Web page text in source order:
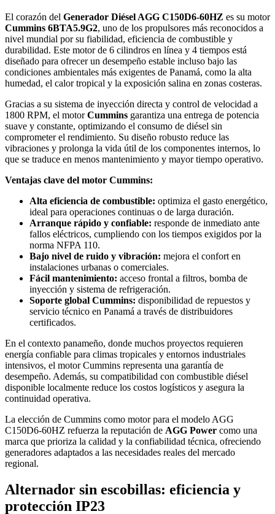
El corazón del Generador Diésel AGG C150D6-60HZ es su motor
Cummins 6BTA5.9G2, uno de los propulsores más reconocidos a
nivel mundial por su fiabilidad, eficiencia de combustible y
durabilidad. Este motor de 6 cilindros en línea y 4 tiempos está
diseñado para ofrecer un desempeño estable incluso bajo las
condiciones ambientales más exigentes de Panamá, como la alta
humedad, el calor tropical y la exposición salina en zonas costeras.
Gracias a su sistema de inyección directa y control de velocidad a
1800 RPM, el motorCummins garantiza una entrega de potencia
suave y constante, optimizando el consumo de diésel sin
comprometer el rendimiento. Su diseño robusto reduce las
vibraciones y prolonga la vida útil de los componentes internos, lo
que se traduce en menos mantenimiento y mayor tiempo operativo.
Ventajas clave del motor Cummins:
Alta eficiencia de combustible: optimiza el gasto energético,
ideal para operaciones continuas o de larga duración.
Arranque rápido y confiable: responde de inmediato ante
fallos eléctricos, cumpliendo con los tiempos exigidos por la
norma NFPA 110.
Bajo nivel de ruido y vibración: mejora el confort en
instalaciones urbanas o comerciales.
Fácil mantenimiento: acceso frontal a filtros, bomba de
inyección y sistema de refrigeración.
Soporte global Cummins: disponibilidad de repuestos y
servicio técnico en Panamá a través de distribuidores
certificados.
En el contexto panameño, donde muchos proyectos requieren
energía confiable para climas tropicales y entornos industriales
intensivos, el motor Cummins representa una garantía de
desempeño. Además, su compatibilidad con combustible diésel
disponible localmente reduce los costos logísticos y asegura la
continuidad operativa.
La elección de Cummins como motor para el modelo AGG
C150D6-60HZ refuerza la reputación de AGG Power como una
marca que prioriza la calidad y la confiabilidad técnica, ofreciendo
generadores adaptados a las necesidades reales del mercado
regional.
Alternador sin escobillas: eficiencia y
protección IP23